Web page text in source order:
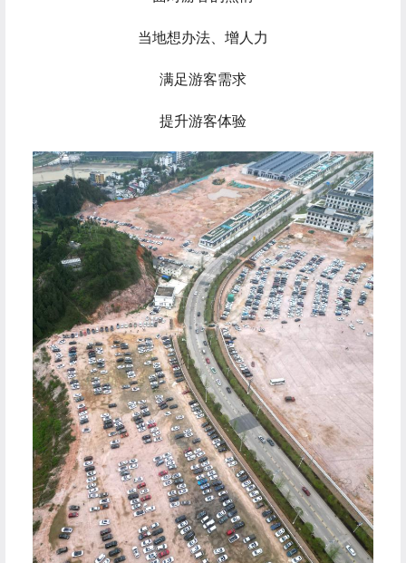
当地想办法、增人力
满足游客需求
提升游客体验